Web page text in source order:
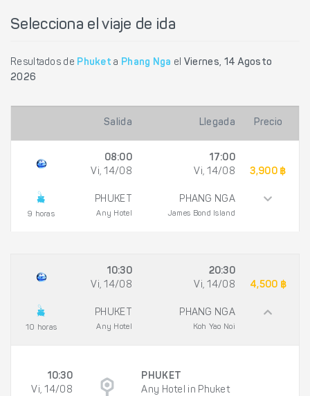
Selecciona el viaje de ida
Resultados de Phuket a Phang Nga el Viernes, 14 Agosto
2026
Salida Llegada Precio
9 horas
08:00
Vi, 14/08
PHUKET
Any Hotel
17:00
Vi, 14/08
PHANG NGA
James Bond Island
3,900 ฿
10 horas
10:30
Vi, 14/08
PHUKET
Any Hotel
20:30
Vi, 14/08
PHANG NGA
Koh Yao Noi
4,500 ฿
10:30
Vi, 14/08
PHUKET
Any Hotel in Phuket